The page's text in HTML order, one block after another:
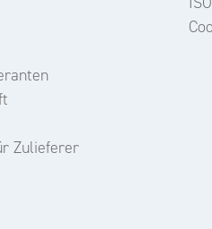
Zulieferer